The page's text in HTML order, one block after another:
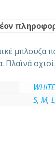
μπλούζα
Πλαϊνά
WHITE
S, M, L